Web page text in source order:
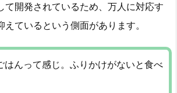
て開発されているため、万人に対応す
えているという側面があります。
はんって感じ。ふりかけがないと食べ